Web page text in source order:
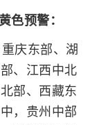
色预警：
庆东部、湖
、江西中北
部、西藏东
，贵州中部